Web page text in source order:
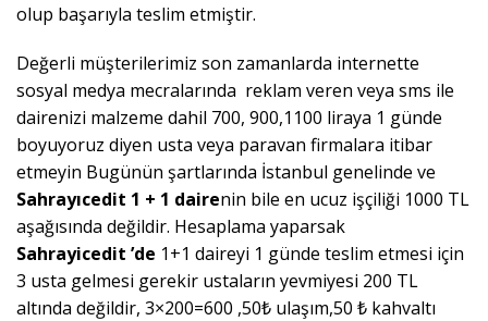
olup başarıyla teslim etmiştir.
Değerli müşterilerimiz son zamanlarda internette
sosyal medya mecralarında reklam veren veya sms ile
dairenizi malzeme dahil 700, 900,1100 liraya 1 günde
boyuyoruz diyen usta veya paravan firmalara itibar
etmeyin Bugünün şartlarında İstanbul genelinde ve
Sahrayıcedit 1 + 1 dairenin bile en ucuz işçiliği 1000 TL
aşağısında değildir. Hesaplama yaparsak
Sahrayicedit ’de 1+1 daireyi 1 günde teslim etmesi için
3 usta gelmesi gerekir ustaların yevmiyesi 200 TL
altında değildir, 3×200=600 ,50₺ ulaşım,50 ₺ kahvaltı